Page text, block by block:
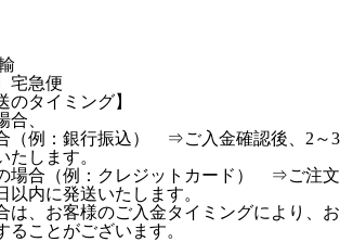
宅急便
のタイミング】
、
（例：銀行振込） ⇒ご入金確認後、2～3
たします。
場合（例：クレジットカード） ⇒ご注文
以内に発送いたします。
は、お客様のご入金タイミングにより、お
ることがございます。